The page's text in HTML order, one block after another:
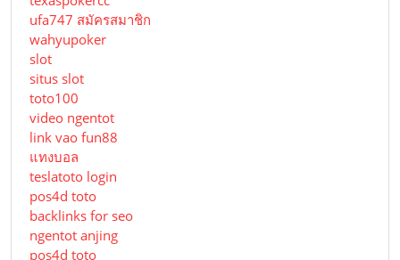
ufa747 สมัครสมาชิก
wahyupoker
slot
situs slot
toto100
video ngentot
link vao fun88
แทงบอล
teslatoto login
pos4d toto
backlinks for seo
ngentot anjing
pos4d toto